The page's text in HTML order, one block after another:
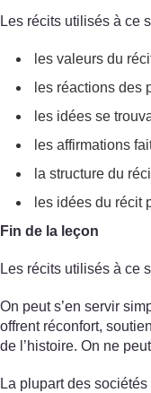
Les récits utilisés à ce
les valeurs du
les réactions des
les idées se
les affirmations
la structure du
les idées du récit
Fin de la leçon
Les récits utilisés à ce
On peut s’en servir
offrent réconfort,
de l’histoire. On ne
La plupart des